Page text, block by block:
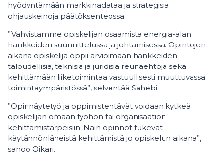
hyödyntämään markkinadataa ja strategisia
ohjauskeinoja päätöksenteossa.
”Vahvistamme opiskelijan osaamista energia-alan
hankkeiden suunnittelussa ja johtamisessa. Opintojen
aikana opiskelija oppii arvioimaan hankkeiden
taloudellisia, teknisiä ja juridisia reunaehtoja sekä
kehittämään liiketoimintaa vastuullisesti muuttuvassa
toimintaympäristössä”, selventää Sahebi.
”Opinnäytetyö ja oppimistehtävät voidaan kytkeä
opiskelijan omaan työhön tai organisaation
kehittämistarpeisiin. Näin opinnot tukevat
käytännönläheistä kehittämistä jo opiskelun aikana”,
sanoo Oikari.